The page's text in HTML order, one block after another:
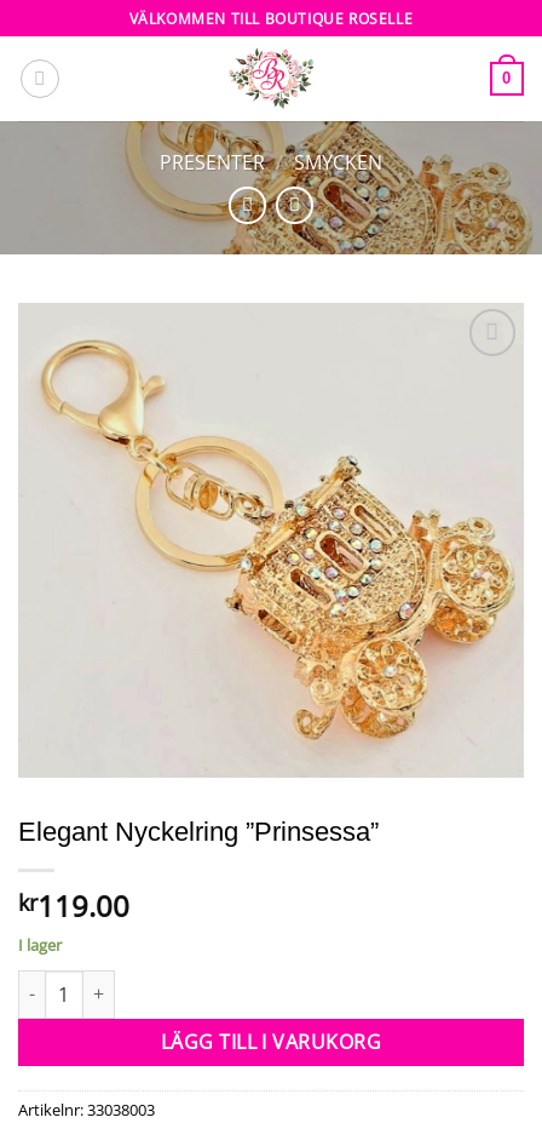
to
content
VÄLKOMMEN TILL BOUTIQUE ROSELLE
0
PRESENTER / SMYCKEN
Elegant Nyckelring ”Prinsessa”
kr119.00
I lager
Elegant Nyckelring "Prinsessa" mängd
LÄGG TILL I VARUKORG
Artikelnr:33038003